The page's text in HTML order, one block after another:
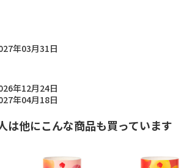
年03月31日
年12月24日
年04月18日
は他にこんな商品も買っています